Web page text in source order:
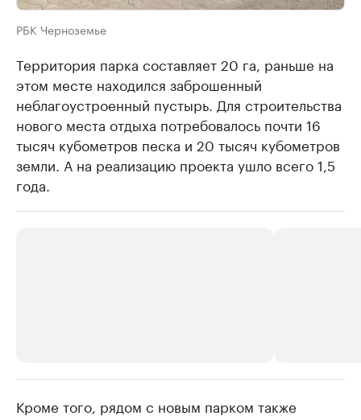
РБК Черноземье
Территория парка составляет 20 га, раньше на
этом месте находился заброшенный
неблагоустроенный пустырь. Для строительства
нового места отдыха потребовалось почти 16
тысяч кубометров песка и 20 тысяч кубометров
земли. А на реализацию проекта ушло всего 1,5
года.
Кроме того, рядом с новым парком также